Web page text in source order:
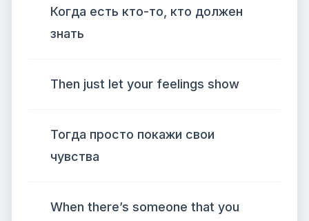
Когда есть кто-то, кто должен
знать
Then just let your feelings show
Тогда просто покажи свои
чувства
When there’s someone that you